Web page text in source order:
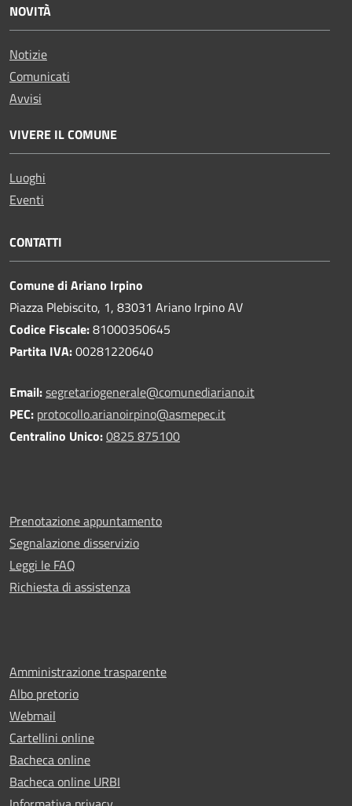
NOVITÀ
Notizie
Comunicati
Avvisi
VIVERE IL COMUNE
Luoghi
Eventi
CONTATTI
Comune di Ariano Irpino
Piazza Plebiscito, 1, 83031 Ariano Irpino AV
Codice Fiscale:81000350645
Partita IVA:00281220640
Email:segretariogenerale@comunediariano.it
PEC: protocollo.arianoirpino@asmepec.it
Centralino Unico:0825 875100
Prenotazione appuntamento
Segnalazione disservizio
Leggi le FAQ
Richiesta di assistenza
Amministrazione trasparente
Albo pretorio
Webmail
Cartellini online
Bacheca online
Bacheca online URBI